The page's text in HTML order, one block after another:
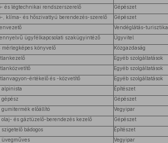
és légtechnikai rendszerszerelő
Gépészet
, klíma- és hőszivattyú berendezés-szerelő
Gépészet
Vendéglátás-turisztika
ügyfélkapcsolati szakügyintéző
Ügyvitel
mérlegképes könyvelő
Közgazdaság
Egyéb szolgáltatások
Egyéb szolgáltatások
értékelő és -közvetítő
Egyéb szolgáltatások
alpinista
Építészet
gépész
Gépészet
gumitermék előállító
Vegyipar
olaj- és gáztüzelő-berendezés kezelő
Gépészet
szigetelő bádogos
Építészet
üvegműves
Vegyipar